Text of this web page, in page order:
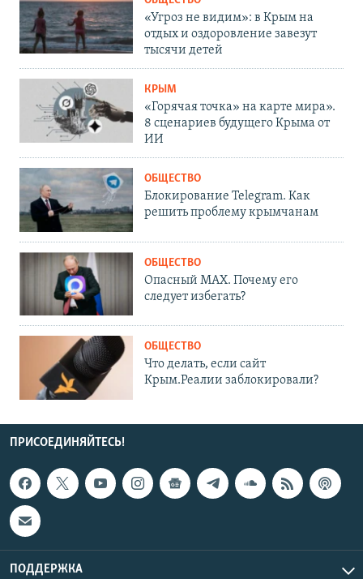
«Угроз не видим»: в Крым на
отдых и оздоровление завезут
тысячи детей
КРЫМ
«Горячая точка» на карте мира».
8 сценариев будущего Крыма от
ИИ
ОБЩЕСТВО
Блокирование Telegram. Как
решить проблему крымчанам
ОБЩЕСТВО
Опасный MAX. Почему его
следует избегать?
ОБЩЕСТВО
Что делать, если сайт
Крым.Реалии заблокировали?
ПРИСОЕДИНЯЙТЕСЬ!
ПОДДЕРЖКА